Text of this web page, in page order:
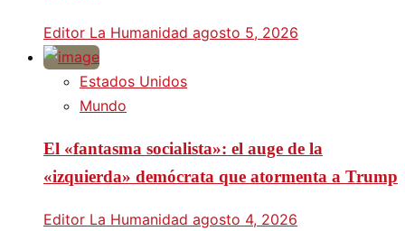
Editor La Humanidad agosto 5, 2026
Estados Unidos
Mundo
El «fantasma socialista»: el auge de la
«izquierda» demócrata que atormenta a Trump
Editor La Humanidad agosto 4, 2026